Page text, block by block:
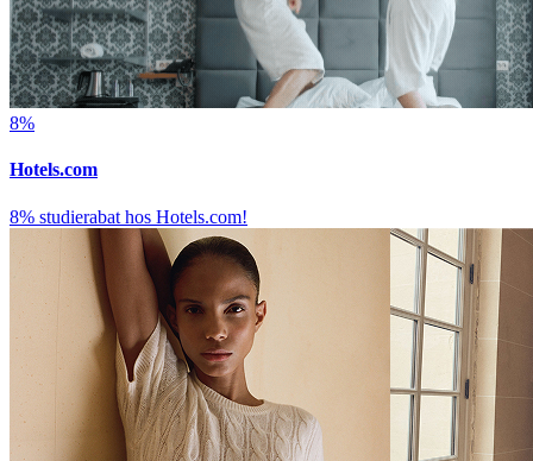
8%
Hotels.com
8% studierabat hos Hotels.com!